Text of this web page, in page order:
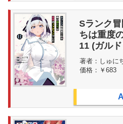
Sランク
ちは重度
11 (ガル
著者： しゅに
価格： ￥683